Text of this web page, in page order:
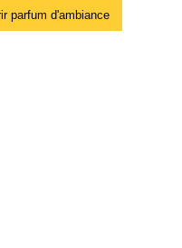
parfum d'ambiance